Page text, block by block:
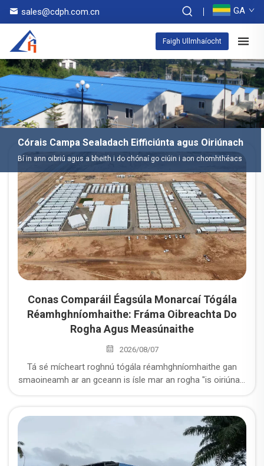
sales@cdph.com.cn GA
Faigh Ullmhaíocht
Córais Campa Sealadach Eifficiúnta agus Oiriúnach
Bí in ann oibriú agus a bheith i do chónaí go ciúin i aon chomhthéacs
Conas Comparáil Éagsúla Monarcaí Tógála
Réamhghníomhaithe: Fráma Oibreachta Do
Rogha Agus Measúnaithe
2026/08/07
Tá sé mícheart roghnú tógála réamhghníomhaithe gan
smaoineamh ar an gceann is ísle mar an rogha "is oiriúnaí".
seasmhacht rialúcháin cáilíochta, ráta díolacháin i
dtimpeallacht, costas iomlán sa tsamhail bheatha, agus
freagraíocht tar éis díolacháin. Tá an modh comparáil thíos
ar fáil le haghaidh scórála.